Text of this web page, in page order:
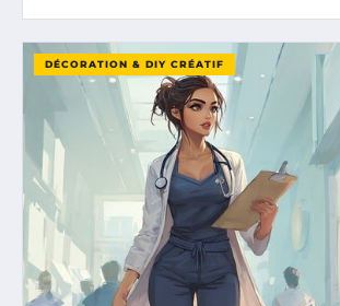
DÉCORATION & DIY CRÉATIF